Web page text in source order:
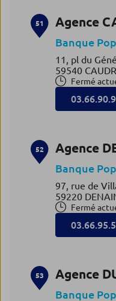
51 Agence
Banque
11, pl du
59540
Fermé
52 Agence
Banque
97, rue de
59220
Fermé
53 Agence
Banque